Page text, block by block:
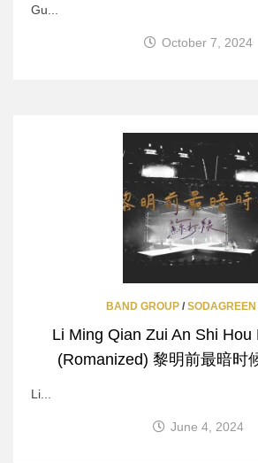
Gu...
October 7, 2024
BAND GROUP/ SODAGREEN
Li Ming Qian Zui An Shi Hou
(Romanized) 黎明前最暗时
Li...
June 4, 2024